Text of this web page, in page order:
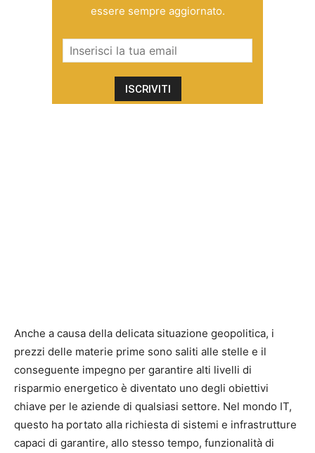
essere sempre aggiornato.
Anche a causa della delicata situazione geopolitica, i
prezzi delle materie prime sono saliti alle stelle e il
conseguente impegno per garantire alti livelli di
risparmio energetico è diventato uno degli obiettivi
chiave per le aziende di qualsiasi settore. Nel mondo IT,
questo ha portato alla richiesta di sistemi e infrastrutture
capaci di garantire, allo stesso tempo, funzionalità di